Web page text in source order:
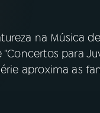
na Música
"Concertos para
aproxima as